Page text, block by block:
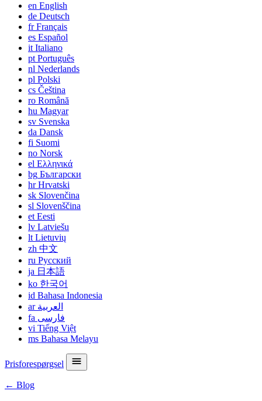
en English
de Deutsch
frFrançais
es Español
it Italiano
pt Português
nl Nederlands
pl Polski
cs Čeština
ro Română
hu Magyar
sv Svenska
da Dansk
fi Suomi
no Norsk
el Ελληνικά
bg Български
hrHrvatski
sk Slovenčina
sl Slovenščina
et Eesti
lv Latviešu
lt Lietuvių
zh 中文
ru Русский
ja 日本語
ko 한국어
id Bahasa Indonesia
ar العربية
fa فارسی
vi Tiếng Việt
ms Bahasa Melayu
Prisforespørgsel
← Blog